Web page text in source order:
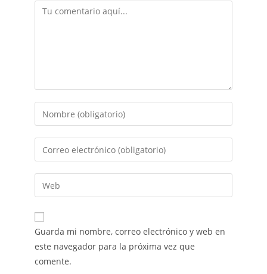
Guarda mi nombre, correo electrónico y web en
este navegador para la próxima vez que
comente.